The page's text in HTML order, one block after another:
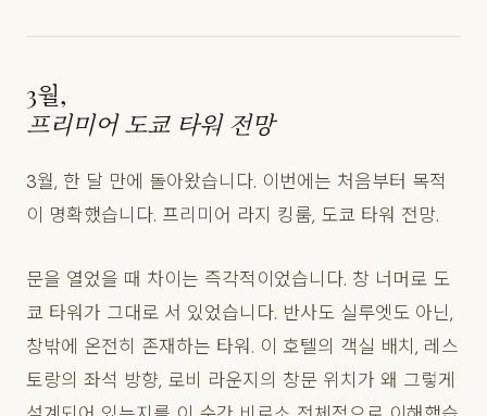
3월,
프리미어 도쿄 타워 전망
3월, 한 달 만에 돌아왔습니다. 이번에는 처음부터 목적
이 명확했습니다. 프리미어 라지 킹룸, 도쿄 타워 전망.
문을 열었을 때 차이는 즉각적이었습니다. 창 너머로 도
쿄 타워가 그대로 서 있었습니다. 반사도 실루엣도 아닌,
창밖에 온전히 존재하는 타워. 이 호텔의 객실 배치, 레스
토랑의 좌석 방향, 로비 라운지의 창문 위치가 왜 그렇게